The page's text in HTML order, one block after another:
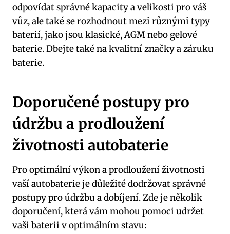
odpovídat ‍správné kapacity ⁣a velikosti‌ pro váš
vůz,⁤ ale také se rozhodnout mezi různými typy
baterií, jako jsou ⁤klasické,‍ AGM nebo gelové
baterie. Dbejte také na‍ kvalitní ⁢značky a ‍záruku
baterie.
Doporučené ⁤postupy pro
údržbu a prodloužení
životnosti autobaterie
Pro optimální⁢ výkon a prodloužení životnosti
⁢vaší autobaterie je důležité‍ dodržovat správné⁣
postupy ‍pro údržbu a⁤ dobíjení. Zde je několik‍
doporučení, která vám⁤ mohou pomoci udržet
vaši baterii⁢ v‍ optimálním stavu: